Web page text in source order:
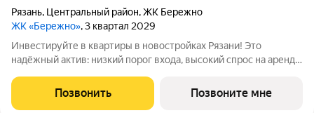
Рязань, Центральный район,ЖК Бережно
ЖК «Бережно», 3 квартал 2029
Инвестируйте в квартиры в новостройках Рязани! Это
надёжный актив: низкий порог входа, высокий спрос на аренду
Жилой квартал «Бережно» это проект класса Бизнес,
созданный с уважением к городу и
Позвонить Позвоните мне